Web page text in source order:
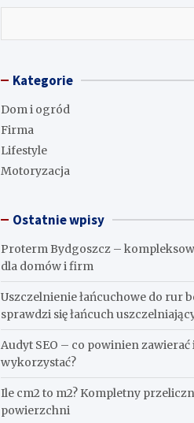
Kategorie
Dom i ogród
Firma
Lifestyle
Motoryzacja
Ostatnie wpisy
Proterm Bydgoszcz –
dla domów i firm
Uszczelnienie łańcuchowe do rur
sprawdzi się łańcuch
Audyt SEO – co powinien zawierać
wykorzystać?
Ile cm2 to m2? Kompletny
powierzchni